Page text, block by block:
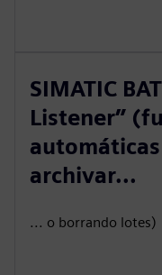
SIMATIC
Listener”
archivar...
... o borrando lotes)